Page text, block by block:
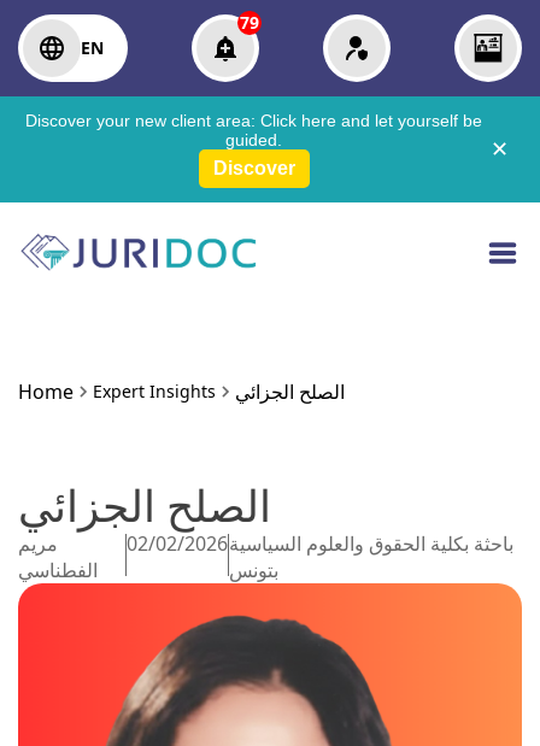
EN
79
Discover your new client area: Click here and let yourself be
guided.
Discover
✕
Home Expert Insights الصلح الجزائي
الصلح الجزائي
مريم
الفطناسي
02/02/2026باحثة بكلية الحقوق والعلوم السياسية
بتونس